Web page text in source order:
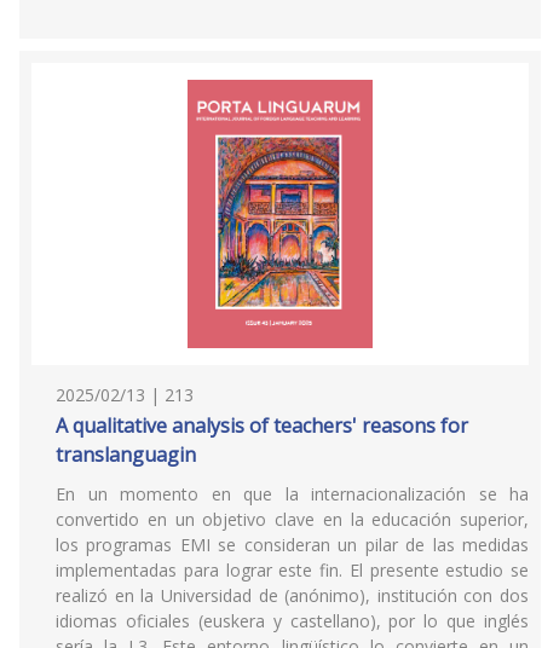
2025/02/13 | 213
A qualitative analysis of teachers' reasons for
translanguagin
En un momento en que la internacionalización se ha
convertido en un objetivo clave en la educación superior,
los programas EMI se consideran un pilar de las medidas
implementadas para lograr este fin. El presente estudio se
realizó en la Universidad de (anónimo), institución con dos
idiomas oficiales (euskera y castellano), por lo que inglés